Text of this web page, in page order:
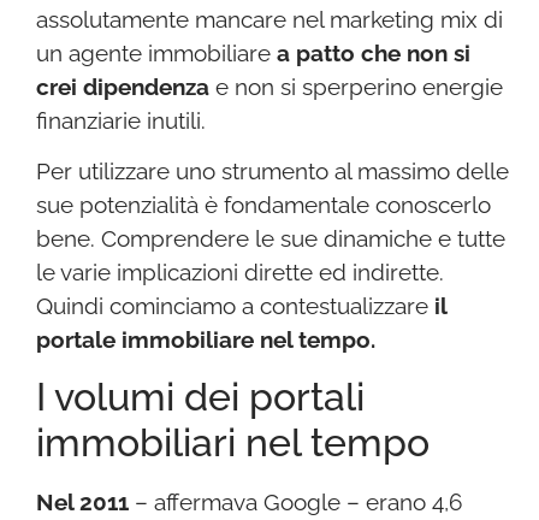
assolutamente mancare nel marketing mix di
un agente immobiliarea patto che non si
crei dipendenza e non si sperperino energie
finanziarie inutili.
Per utilizzare uno strumento al massimo delle
sue potenzialità è fondamentale conoscerlo
bene. Comprendere le sue dinamiche e tutte
le varie implicazioni dirette ed indirette.
Quindi cominciamo a contestualizzare il
portale immobiliare nel tempo.
I volumi dei portali
immobiliari nel tempo
Nel 2011 – affermava Google – erano 4,6